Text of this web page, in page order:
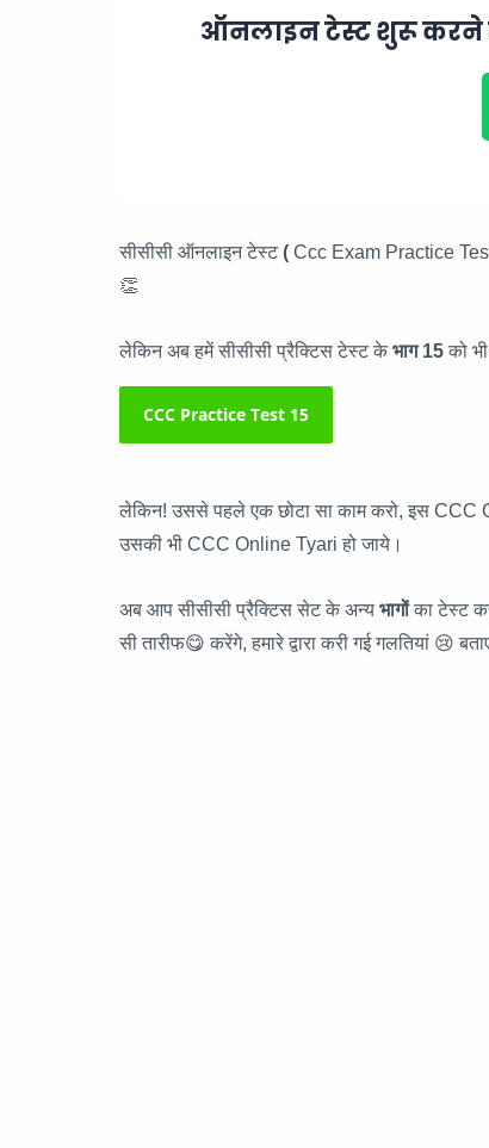
ऑनलाइन टेस्ट शुरू करने
सीसीसी ऑनलाइन टेस्ट( Ccc Exam Practice
👏
लेकिन अब हमें सीसीसी प्रैक्टिस टेस्ट के भाग 15 को
CCC Practice Test 15
लेकिन! उससे पहले एक छोटा सा काम करो, इस
उसकी भी CCC Online Tyari हो जाये।
अब आप सीसीसी प्रैक्टिस सेट के अन्य भागोंका टेस्ट
सी तारीफ😋 करेंगे, हमारे द्वारा करी गई गलतियां 😢